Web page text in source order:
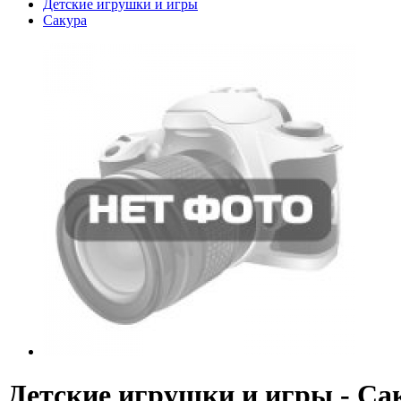
Детские игрушки и игры
Сакура